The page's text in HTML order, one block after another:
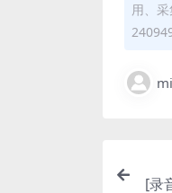
用、
[录